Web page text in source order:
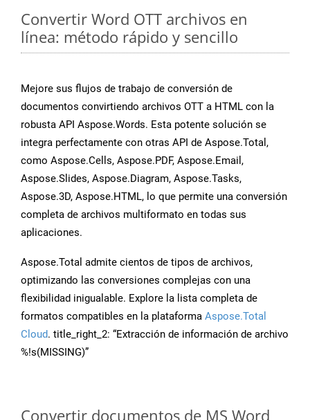
Convertir Word OTT archivos en
línea: método rápido y sencillo
Mejore sus flujos de trabajo de conversión de
documentos convirtiendo archivos OTT a HTML con la
robusta API Aspose.Words. Esta potente solución se
integra perfectamente con otras API de Aspose.Total,
como Aspose.Cells, Aspose.PDF, Aspose.Email,
Aspose.Slides, Aspose.Diagram, Aspose.Tasks,
Aspose.3D, Aspose.HTML, lo que permite una conversión
completa de archivos multiformato en todas sus
aplicaciones.
Aspose.Total admite cientos de tipos de archivos,
optimizando las conversiones complejas con una
flexibilidad inigualable. Explore la lista completa de
formatos compatibles en la plataforma Aspose.Total
Cloud. title_right_2: “Extracción de información de archivo
%!s(MISSING)”
Convertir documentos de MS Word